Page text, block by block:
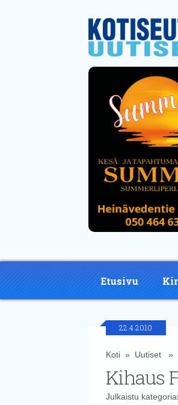
Etusivu
22.4.2010
Koti» Uutiset»
Kihaus
Julkaistu